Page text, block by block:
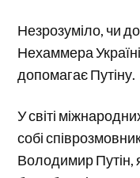
Незрозуміло, чи
Нехаммера
допомагає Путіну.
У світі
собі
Володимир Путін,